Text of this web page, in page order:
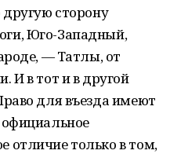
другую сторону
Юго-Западный,
— Татлы, от
И в тот и в другой
для въезда имеют
отличие только в том,